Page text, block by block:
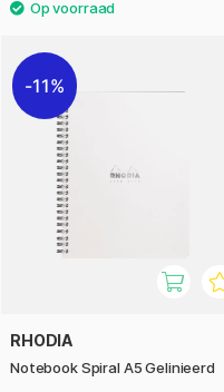
11%
RHODIA
Notebook Spiral A5 Gelinieerd